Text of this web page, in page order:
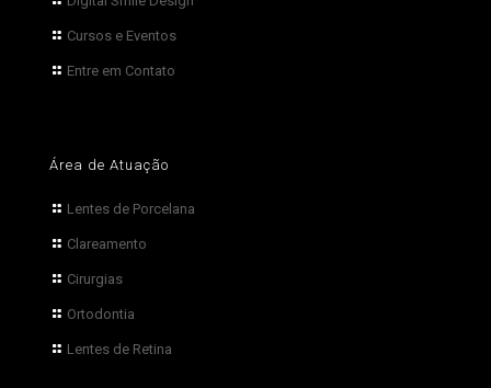
Cursos e Eventos
Entre em Contato
Área de Atuação
Lentes de Porcelana
Clareamento
Cirurgias
Ortodontia
Lentes de Retina